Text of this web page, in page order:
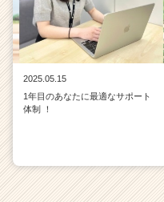
2025.05.15
1年目のあなたに最適なサポート
体制 ！